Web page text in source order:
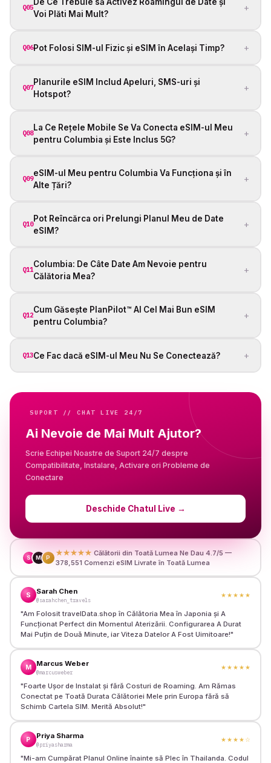
Q05
Voi Plăti Mai Mult?
+
Q06Pot Folosi SIM-ul Fizic și eSIM în Același Timp? +
Q07
Planurile eSIM Includ Apeluri, SMS-uri și
Hotspot?
+
Q08
La Ce Rețele Mobile Se Va Conecta eSIM-ul Meu
pentru Columbia și Este Inclus 5G?
+
Q09
eSIM-ul Meu pentru Columbia Va Funcționa și în
Alte Țări?
+
Q10
Pot Reîncărca ori Prelungi Planul Meu de Date
eSIM?
+
Q11
Columbia: De Câte Date Am Nevoie pentru
Călătoria Mea?
+
Q12
Cum Găsește PlanPilot™ AI Cel Mai Bun eSIM
pentru Columbia?
+
Q13Ce Fac dacă eSIM-ul Meu Nu Se Conectează? +
SUPORT // CHAT LIVE 24/7
Ai Nevoie de Mai Mult Ajutor?
Scrie Echipei Noastre de Suport 24/7 despre
Compatibilitate, Instalare, Activare ori Probleme de
Conectare
Deschide Chatul Live →
S M P
★★★★★ Călătorii din Toată Lumea Ne Dau 4.7/5 —
378,551 Comenzi eSIM Livrate în Toată Lumea
S Sarah Chen
@sarahchen_travels
★★★★★
"Am Folosit travelData.shop în Călătoria Mea în Japonia și A
Funcționat Perfect din Momentul Aterizării. Configurarea A Durat
Mai Puțin de Două Minute, iar Viteza Datelor A Fost Uimitoare!"
M Marcus Weber
@marcusweber
★★★★★
"Foarte Ușor de Instalat și fără Costuri de Roaming. Am Rămas
Conectat pe Toată Durata Călătoriei Mele prin Europa fără să
Schimb Cartela SIM. Merită Absolut!"
P Priya Sharma
@priyasharma
★★★★ ☆
"Mi-am Cumpărat Planul Online înainte să Plec în Thailanda. Codul